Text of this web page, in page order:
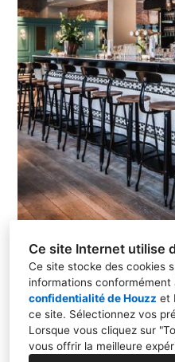
Ce site Internet utilise
Ce site stocke des cookies
informations conformément
confidentialité de Houzz et
ce site. Sélectionnez vos
Lorsque vous cliquez sur
vous offrir la meilleure
1, rue de
07